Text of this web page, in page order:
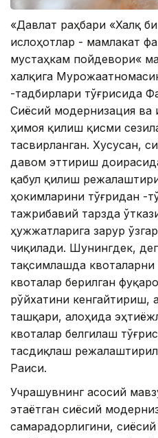
«Давлат раҳбари «Халқ
ислоҳотлар - мамлакат
мустаҳкам пойдевори«
халқига
-тадбирлари тўғрисида
Сиёсий модернизация ва
ҳимоя қилиш қисми
тасвирланган. Хусусан,
давом эттириш
қабул қилиш
ҳокимларини тўғридан -
тажрибавий тарзда
ҳужжатларига зарур
чиқилади. Шунингдек,
тақсимлашда
квоталар берилган
рўйхатини кенгайтириш,
ташқари, алоҳида
квоталар белгилаш
тасдиқлаш
Раиси.
Учрашувнинг асосий
этаётган сиёсий
самарадорлигини,